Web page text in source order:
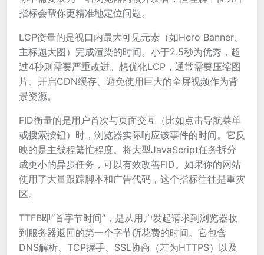
指标会帮你更精准地定位问题。
LCP衡量的是视口内最大可见元素（如Hero Banner、
主标题大图）完成渲染的时间。小于2.5秒为优秀，超
过4秒则需要严重改进。想优化LCP，通常需要压缩图
片、开启CDN缓存、避免使用巨大的全屏视频作为背
景资源。
FID衡量的是用户首次与页面交互（比如点击导航菜单
或搜索按钮）时，浏览器实际响应该事件的时间。它反
映的是主线程繁忙程度。将大型JavaScript任务拆分
成更小的异步任务，可以有效改善FID。如果你的网站
使用了大量跟踪脚本和广告代码，这个指标往往是重灾
区。
TTFB即“首字节时间”，是从用户发起请求到浏览器收
到服务器返回的第一个字节所花费的时间。它包含
DNS解析、TCP握手、SSL协商（若为HTTPS）以及